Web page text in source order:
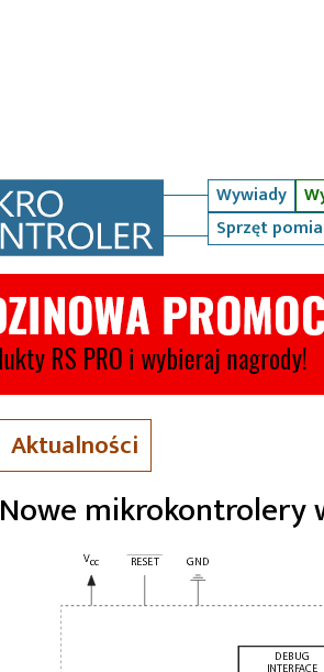
Wywiady
Sprzęt
Aktualności
Nowe mikrokontrolery